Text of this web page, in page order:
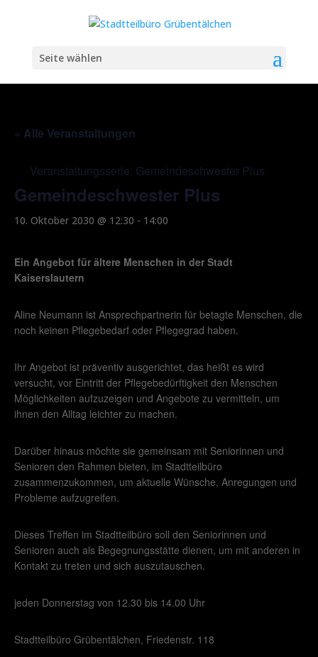
Seite wählen
« Alle Veranstaltungen
Veranstaltungsserie: Gemeindeschwester Plus
Gemeindeschwester Plus
10. Oktober 2030 @ 12:30 - 14:00
Ein Angebot für ältere Menschen in der Stadt
Kaiserslautern
Aline Neumann ist Ansprechpartnerin für betagte Menschen, die
noch keinen Pflegebedarf oder Pflegegrad haben.
Ihr Angebot ist präventiv ausgerichtet, das heißt es wird
versucht, vor Eintritt der Pflegebedürftigkeit den Menschen
Möglichkeiten aufzuzeigen und Angebote zu vermitteln, um
ihnen den Alltag leichter zu machen.
Darüber hinaus möchte sie gemeinsam mit Seniorinnen und
Senioren den Rahmen bieten, im Stadtteilbüro
zusammenzukommen, um aktuelle Wünsche, Anregungen und
Probleme aufzugreifen.
Dieses Treffen im Stadtteilbüro soll den Seniorinnen und
Senioren auch als Begegnungsstätte dienen, um mit anderen in
Kontakt zu treten und sich auszutauschen.
jeden Donnerstag von 12.30 bis 14.00 Uhr
Stadtteilbüro Grübentälchen, Friedenstr. 118